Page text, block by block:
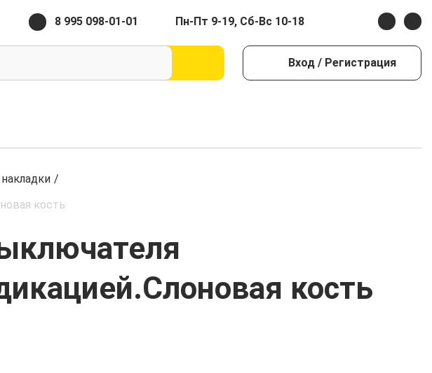
8 995 098-01-01 Пн-Пт 9-19, Сб-Вс 10-18
Вход / Регистрация
/
кость
кость